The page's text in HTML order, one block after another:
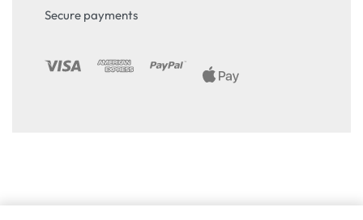
Secure payments